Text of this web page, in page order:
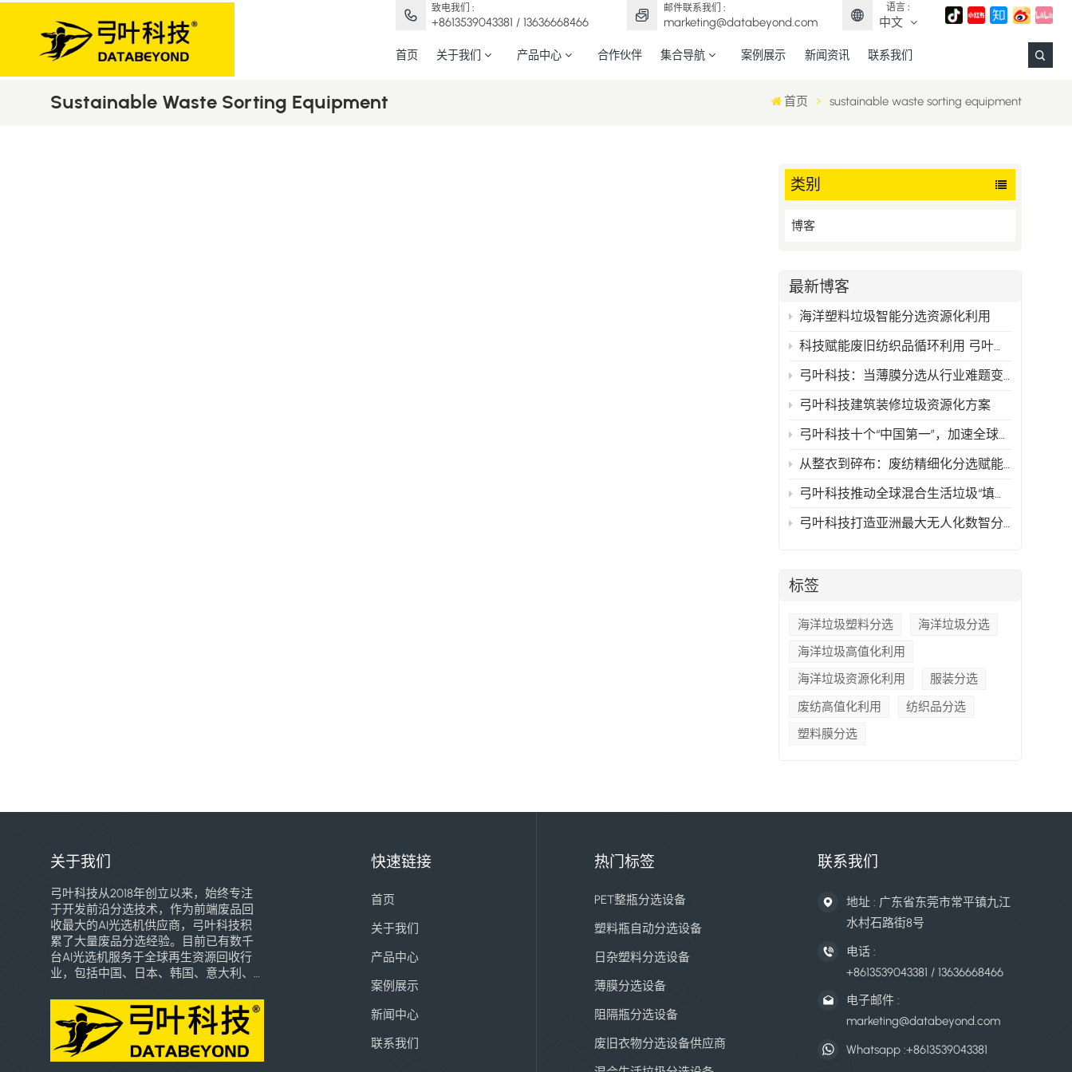
致电我们 :
+8613539043381 / 13636668466
邮件联系我们 :
marketing@databeyond.com
语言 :
中文
Español
中文
首页 关于我们 产品中心 合作伙伴 集合导航 案例展示 新闻资讯 联系我们
Sustainable Waste Sorting Equipment 首页 sustainable waste sorting equipment
类别
博客
最新博客
海洋塑料垃圾智能分选资源化利用
科技赋能废旧纺织品循环利用 弓叶科技打造精准分选新范式
弓叶科技：当薄膜分选从行业难题变成可复制的技术方案
弓叶科技建筑装修垃圾资源化方案
弓叶科技十个“中国第一”，加速全球再生资源行业智能化时代的到来
从整衣到碎布：废纺精细化分选赋能高值化再生
弓叶科技推动全球混合生活垃圾“填埋骤零化与资源最大化”
弓叶科技打造亚洲最大无人化数智分拣中心，以AI技术驱动循环经济新典范
标签
海洋垃圾塑料分选
海洋垃圾分选
海洋垃圾高值化利用
海洋垃圾资源化利用
服装分选
废纺高值化利用
纺织品分选
塑料膜分选
关于我们
弓叶科技从2018年创立以来，始终专注
于开发前沿分选技术，作为前端废品回
收最大的AI光选机供应商，弓叶科技积
累了大量废品分选经验。目前已有数千
台AI光选机服务于全球再生资源回收行
业，包括中国、日本、韩国、意大利、
达、乌兹别克斯坦等多个国家和地区，
深受用户喜爱。我们将致力于用自己的
专业知识和技术创新，引领全球高端智
能分选技术的普惠化应用，加速全球再
快速链接
首页
关于我们
产品中心
案例展示
新闻中心
联系我们
热门标签
PET整瓶分选设备
塑料瓶自动分选设备
日杂塑料分选设备
薄膜分选设备
阻隔瓶分选设备
废旧衣物分选设备供应商
联系我们
地址 : 广东省东莞市常平镇九江
水村石路街8号
电话 :
+8613539043381 / 13636668466
电子邮件 :
marketing@databeyond.com
Whatsapp :+8613539043381